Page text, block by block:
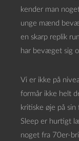
kender man
unge mænd
en skarp replik
har bevæget sig
Vi er ikke på
formår ikke helt
kritiske øje på
Sleep er hurtigt
noget fra 70er-